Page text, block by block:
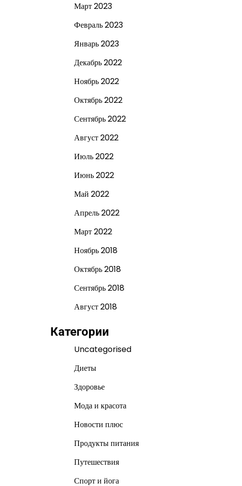
Март 2023
Февраль 2023
Январь 2023
Декабрь 2022
Ноябрь 2022
Октябрь 2022
Сентябрь 2022
Август 2022
Июль 2022
Июнь 2022
Май 2022
Апрель 2022
Март 2022
Ноябрь 2018
Октябрь 2018
Сентябрь 2018
Август 2018
Категории
Uncategorised
Диеты
Здоровье
Мода и красота
Новости плюс
Продукты питания
Путешествия
Спорт и йога